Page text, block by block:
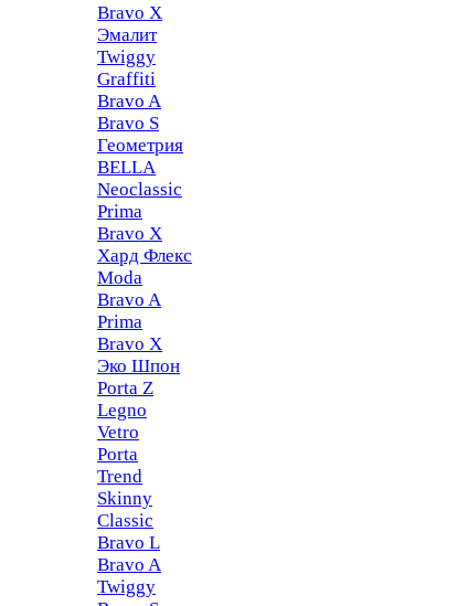
Bravo X
Эмалит
Twiggy
Graffiti
Bravo A
Bravo S
Геометрия
BELLA
Neoclassic
Prima
Bravo X
Хард Флекс
Moda
Bravo A
Prima
Bravo X
Эко Шпон
Porta Z
Legno
Vetro
Porta
Trend
Skinny
Classic
Bravo L
Bravo A
Twiggy